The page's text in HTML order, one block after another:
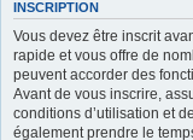
INSCRIPTION
Vous devez être inscrit
rapide et vous offre de
peuvent accorder des
Avant de vous inscrire,
conditions d’utilisation et
également prendre le